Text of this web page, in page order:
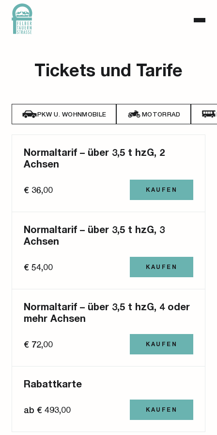
Tickets und Tarife
PKW U. WOHNMOBILE MOTORRAD
Normaltarif – über 3,5 t hzG, 2
Achsen
Nach Bezahlung des Normaltarifes ist ein
einmaliges Passieren der Mautstelle möglich.
€ 36,00 KAUFEN
Normaltarif – über 3,5 t hzG, 3
Achsen
Nach Bezahlung des Normaltarifes ist ein
einmaliges Passieren der Mautstelle möglich.
€ 54,00 KAUFEN
Normaltarif – über 3,5 t hzG, 4 oder
mehr Achsen
Nach Bezahlung des Normaltarifes ist ein
einmaliges Passieren der Mautstelle möglich.
€ 72,00 KAUFEN
Rabattkarte
„Vielfahrer" mit Kraftfahrzeugen der Kategorien 2,
3 und 4 können Rabattkarten LKW + Busse in drei
gestaffelten Werteinheiten erwerben. Die
ab € 493,00 KAUFEN